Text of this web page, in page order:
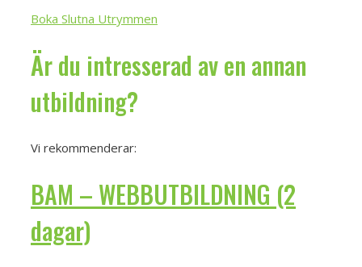
Boka Slutna Utrymmen
Är du intresserad av en annan
utbildning?
Vi rekommenderar:
BAM – WEBBUTBILDNING (2
dagar)